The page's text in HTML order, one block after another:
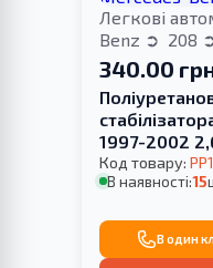
Легкові
Benz
208
340.00
1997-2002
Код товару:
В наявності:15
В один